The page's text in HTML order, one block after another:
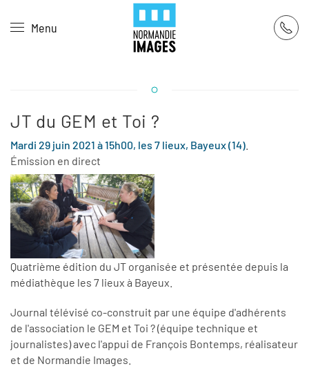
Skip to main content
Menu
JT du GEM et Toi ?
Mardi 29 juin 2021 à 15h00, les 7 lieux, Bayeux (14)
Émission en direct
Quatrième édition du JT organisée et présentée depuis la
médiathèque les 7 lieux à Bayeux.
Journal télévisé co-construit par une équipe d'adhérents
de l'association le GEM et Toi ? (équipe technique et
journalistes) avec l'appui de François Bontemps, réalisateur
et de Normandie Images.
Panneau de gestion des cookies